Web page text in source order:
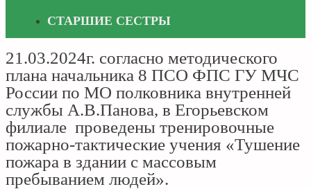
СТАРШИЕ СЕСТРЫ
21.03.2024г. согласно методического
плана начальника 8 ПСО ФПС ГУ МЧС
России по МО полковника внутренней
службы А.В.Панова, в Егорьевском
филиале проведены тренировочные
пожарно-тактические учения «Тушение
пожара в здании с массовым
пребыванием людей».